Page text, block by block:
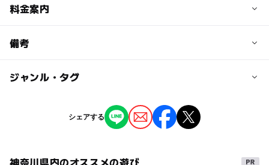
予約/応募
料金案内
料金について
備考
※掲載の情報は天候や主催者側の都合などにより変更にな
情報提供：イベントバンク
ジャンル・タグ
シェアする
神奈川県内のオススメの遊び